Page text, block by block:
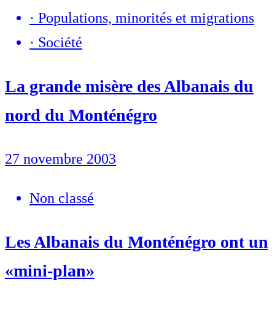
· Populations, minorités et migrations
· Société
La grande misère des Albanais du
nord du Monténégro
27 novembre 2003
Non classé
Les Albanais du Monténégro ont un
«mini-plan»